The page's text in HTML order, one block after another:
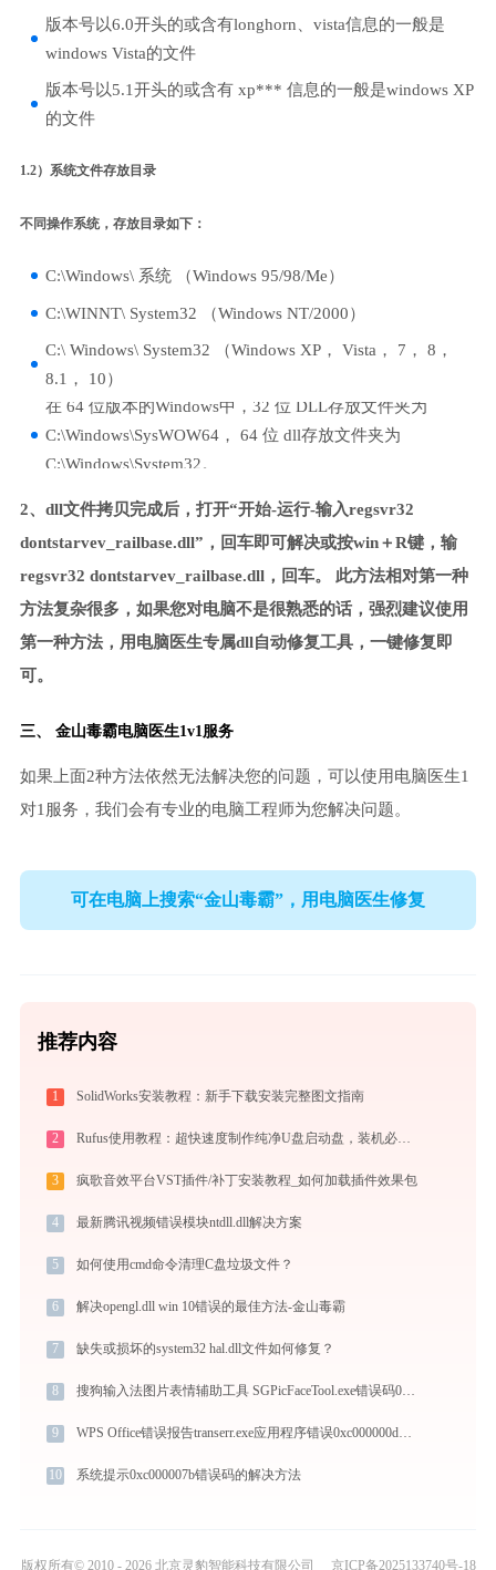
版本号以6.0开头的或含有longhorn、vista信息的一般是
windows Vista的文件
版本号以5.1开头的或含有 xp*** 信息的一般是windows XP
的文件
1.2）系统文件存放目录
不同操作系统，存放目录如下：
C:\Windows\ 系统 （Windows 95/98/Me）
C:\WINNT\ System32 （Windows NT/2000）
C:\ Windows\ System32 （Windows XP， Vista， 7， 8，
8.1， 10）
在 64 位版本的Windows中，32 位 DLL存放文件夹为
C:\Windows\SysWOW64， 64 位 dll存放文件夹为
C:\Windows\System32。
2、dll文件拷贝完成后，打开“开始-运行-输入regsvr32
dontstarvev_railbase.dll”，回车即可解决或按win＋R键，输
regsvr32 dontstarvev_railbase.dll，回车。 此方法相对第一种
方法复杂很多，如果您对电脑不是很熟悉的话，强烈建议使用
第一种方法，用电脑医生专属dll自动修复工具，一键修复即
可。
三、 金山毒霸电脑医生1v1服务
如果上面2种方法依然无法解决您的问题，可以使用电脑医生1
对1服务，我们会有专业的电脑工程师为您解决问题。
可在电脑上搜索“金山毒霸”，用电脑医生修复
推荐内容
1 SolidWorks安装教程：新手下载安装完整图文指南
2 Rufus使用教程：超快速度制作纯净U盘启动盘，装机必备免费工具
3 疯歌音效平台VST插件/补丁安装教程_如何加载插件效果包
4 最新腾讯视频错误模块ntdll.dll解决方案
5 如何使用cmd命令清理C盘垃圾文件？
6 解决opengl.dll win 10错误的最佳方法-金山毒霸
7 缺失或损坏的system32 hal.dll文件如何修复？
8 搜狗输入法图片表情辅助工具 SGPicFaceTool.exe错误码0xc0000043处理办法
9 WPS Office错误报告transerr.exe应用程序错误0xc000000d解决方法
10 系统提示0xc000007b错误码的解决方法
版权所有© 2010 - 2026 北京灵豹智能科技有限公司 京ICP备2025133740号-18